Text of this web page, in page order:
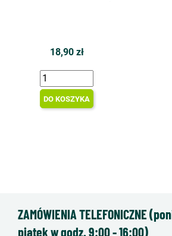
18,90 zł
DO KOSZYKA
ZAMÓWIENIA TELEFONICZNE
piątek w godz. 9:00 - 16:00)